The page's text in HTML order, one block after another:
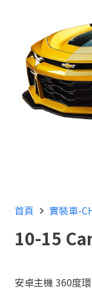
首頁 實裝車-
10-15
安卓主機 360度